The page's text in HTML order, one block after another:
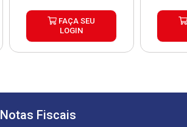
FAÇA SEU
LOGIN
Notas Fiscais